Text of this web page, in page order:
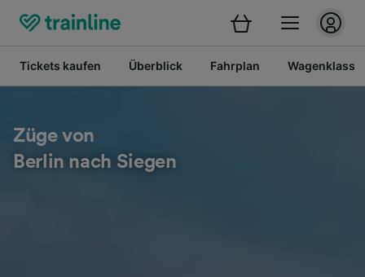
Tickets kaufen Überblick Fahrplan
Züge von
Berlin nach Siegen